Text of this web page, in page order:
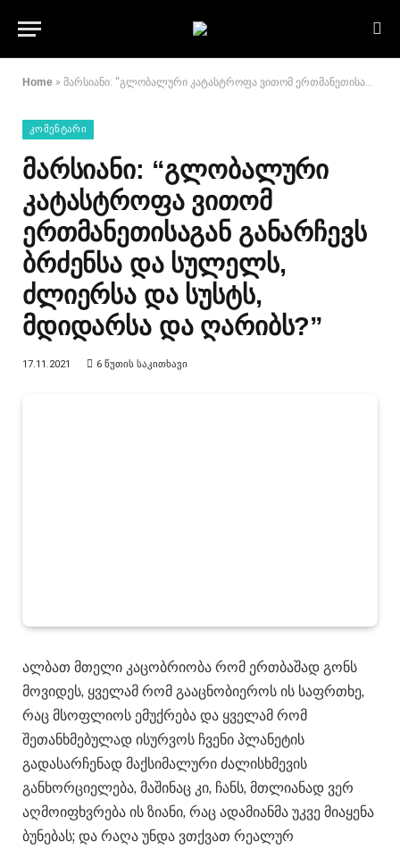
Home » მარსიანი: “გლობალური კატასტროფა ვითომ ერთმანეთისაგან განარჩევს ბრძენსა და სულელს, ძლიერსა და სუსტს, მდიდარსა და ღარიბს?”
ᲙᲝᲛᲔᲜᲢᲐᲠᲘ
მარსიანი: “გლობალური
კატასტროფა ვითომ
ერთმანეთისაგან განარჩევს
ბრძენსა და სულელს,
ძლიერსა და სუსტს,
მდიდარსა და ღარიბს?”
17.11.2021 6 ᲬᲣᲗᲘᲡ ᲡᲐᲙᲘᲗᲮᲐᲕᲘ
ალბათ მთელი კაცობრიობა რომ ერთბაშად გონს
მოვიდეს, ყველამ რომ გააცნობიეროს ის საფრთხე,
რაც მსოფლიოს ემუქრება და ყველამ რომ
შეთანხმებულად ისურვოს ჩვენი პლანეტის
გადასარჩენად მაქსიმალური ძალისხმევის
განხორციელება, მაშინაც კი, ჩანს, მთლიანად ვერ
აღმოიფხვრება ის ზიანი, რაც ადამიანმა უკვე მიაყენა
ბუნებას; და რაღა უნდა ვთქვათ რეალურ